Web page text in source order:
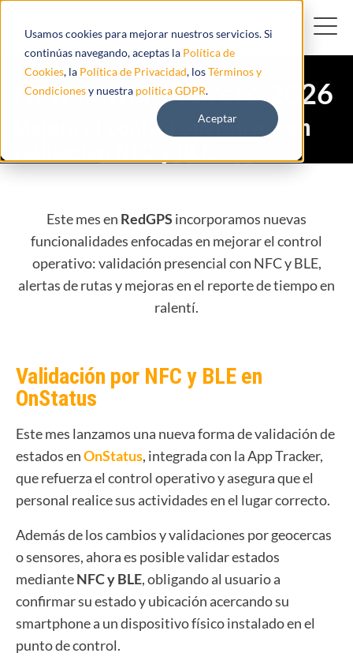
Usamos cookies para mejorar nuestros servicios. Si
continúas navegando, aceptas la Política de
Cookies, la Política de Privacidad, losTérminos y
Condicionesy nuestra politica GDPR.
Aceptar
Newsletter Febrero 2026
Mejora el control operativo con
Este mes en RedGPS incorporamos nuevas
funcionalidades enfocadas en mejorar el control
operativo: validación presencial con NFC y BLE,
alertas de rutas y mejoras en el reporte de tiempo en
ralentí.
Validación por NFC y BLE en
OnStatus
Este mes lanzamos una nueva forma de validación de
estados enOnStatus, integrada con la App Tracker,
que refuerza el control operativo y asegura que el
personal realice sus actividades en el lugar correcto.
Además de los cambios y validaciones por geocercas
o sensores, ahora es posible validar estados
medianteNFC y BLE, obligando al usuario a
confirmar su estado y ubicación acercando su
smartphone a un dispositivo físico instalado en el
punto de control.